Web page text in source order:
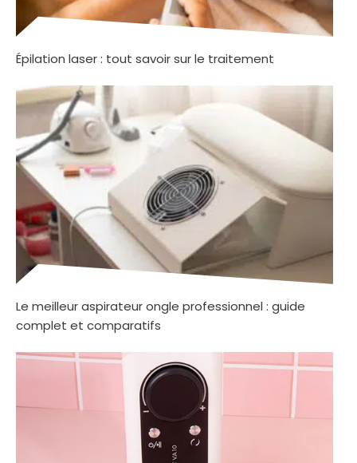
Épilation laser : tout savoir sur le traitement
Le meilleur aspirateur ongle professionnel : guide
complet et comparatifs